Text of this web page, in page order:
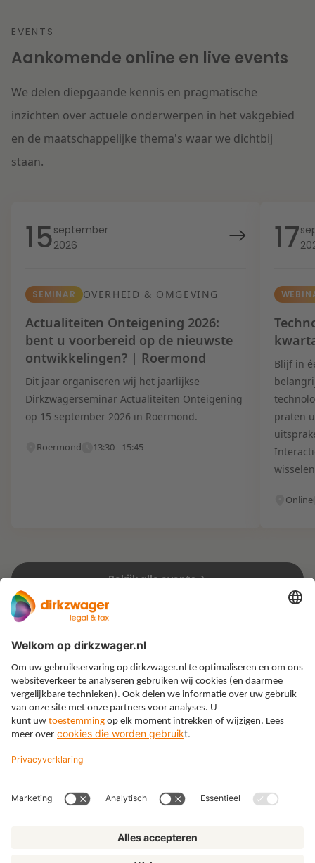
EVENTS
Aankomende online en live events
We delen diepgaande kennis en pragmatische
inzichten over actuele onderwerpen in het vakgebied
en de maatschappelijke thema's waar we dichtbij
staan.
15september
2026
SEMINAR OVERHEID & OMGEVING
Actualiteiten Onteigening 2026:
bent u voorbereid op de nieuwste
ontwikkelingen? | Roermond
Dit jaar organiseren wij het jaarlijkse
Dirkzwagerseminar Actualiteiten Onteigening
op 15 september 2026 in Roermond.
Roermond 13:30 - 15:45
17
Blijf in
praten
Online
Bekijk alle events
Expertises
Thema’s